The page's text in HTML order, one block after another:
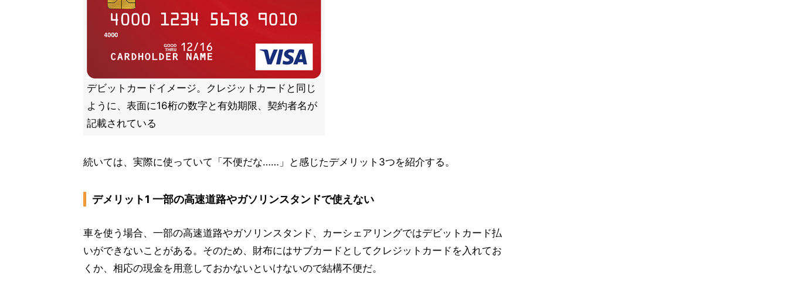
デビットカードイメージ。クレジットカードと同じ
ように、表面に16桁の数字と有効期限、契約者名が
記載されている
続いては、実際に使っていて「不便だな……」と感じたデメリット3つを紹介する。
デメリット1 一部の高速道路やガソリンスタンドで使えない
車を使う場合、一部の高速道路やガソリンスタンド、カーシェアリングではデビットカード払
いができないことがある。そのため、財布にはサブカードとしてクレジットカードを入れてお
くか、相応の現金を用意しておかないといけないので結構不便だ。